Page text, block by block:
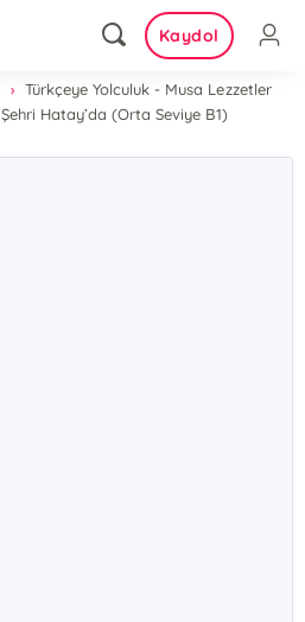
Kaydol
Türkçeye Yolculuk - Musa Lezzetler
Şehri Hatay’da (Orta Seviye B1)